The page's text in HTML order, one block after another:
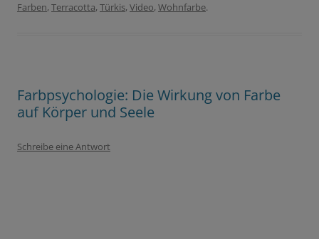
Farben, Terracotta, Türkis, Video, Wohnfarbe.
Farbpsychologie: Die Wirkung von Farbe
auf Körper und Seele
Schreibe eine Antwort